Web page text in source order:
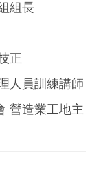
組長
正
人員訓練講師
營造業工地主